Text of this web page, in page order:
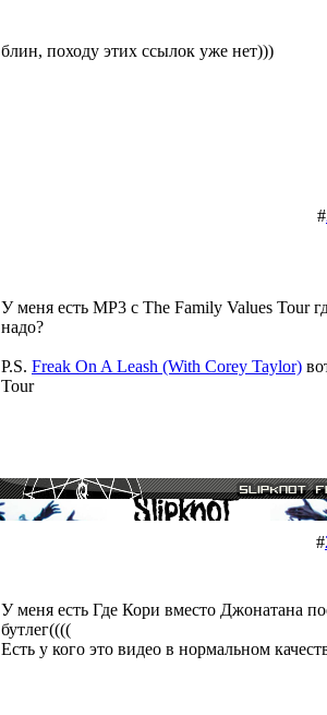
блин, походу этих ссылок уже нет)))
#
У меня есть MP3 с The Family Values Tour
надо?
P.S. Freak On A Leash (With Corey Taylor)
Tour
#
У меня есть Где Кори вместо Джонатана
бутлег((((
Есть у кого это видео в нормальном